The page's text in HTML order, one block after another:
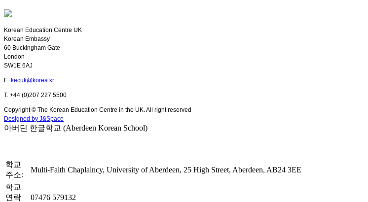
Korean Education Centre UK
Korean Embassy
60 Buckingham Gate
London
SW1E 6AJ
E. kecuk@korea.kr
T. +44 (0)207 227 5500
Copyright © The Korean Education Centre in the UK. All right reserved
Designed by J&Space
아버딘 한글학교 (Aberdeen Korean School)
학교
주소:
Multi-Faith Chaplaincy, University of Aberdeen, 25 High Street, Aberdeen, AB24 3EE
학교
연락
07476 579132